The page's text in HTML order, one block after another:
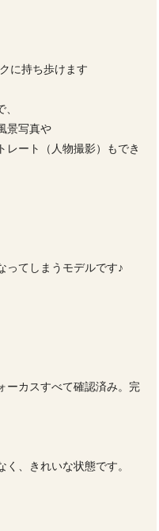
に持ち歩けます
景写真や
レート（人物撮影）もでき
ってしまうモデルです♪
ーカスすべて確認済み。完
、きれいな状態です。